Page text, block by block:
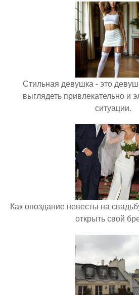
Стильная девушка - это
выглядеть привлекательно и
ситуации.
Как опоздание невесты на
открыть свой